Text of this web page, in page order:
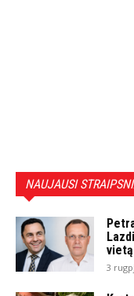
NAUJAUSI
3